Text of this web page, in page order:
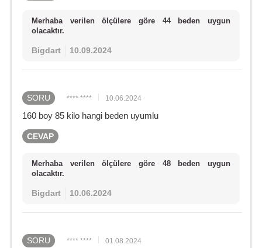
Merhaba verilen ölçülere göre 44 beden uygun
olacaktır.
Bigdart 10.09.2024
SORU **** **** 10.06.2024
160 boy 85 kilo hangi beden uyumlu
CEVAP
Merhaba verilen ölçülere göre 48 beden uygun
olacaktır.
Bigdart 10.06.2024
SORU **** **** 01.08.2024